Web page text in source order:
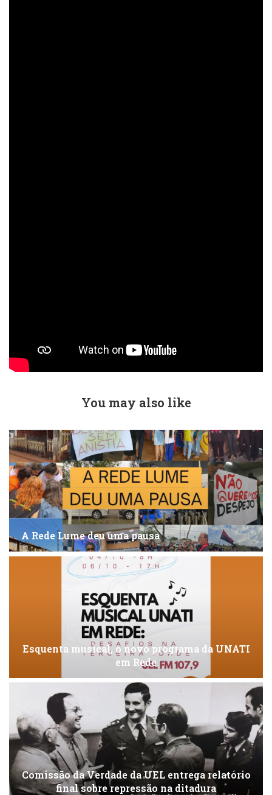
You may also like
A Rede Lume deu uma pausa
Esquenta musical, o novo programa da UNATI
em Rede
Comissão da Verdade da UEL entrega relatório
final sobre repressão na ditadura